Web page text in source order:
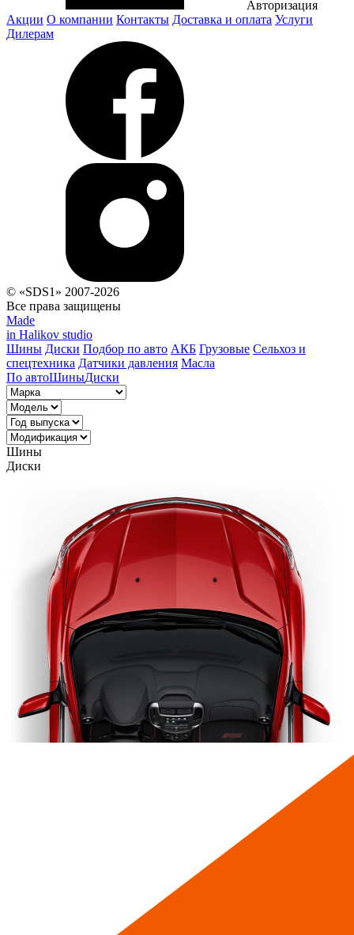
Авторизация
Акции О компании Контакты Доставка и оплата Услуги
Дилерам
© «SDS1» 2007-2026
Все права защищены
Made
in Halikov studio
Шины Диски Подбор по авто АКБ Грузовые Сельхоз и
спецтехника Датчики давления Масла
По автоШиныДиски
Шины
Диски